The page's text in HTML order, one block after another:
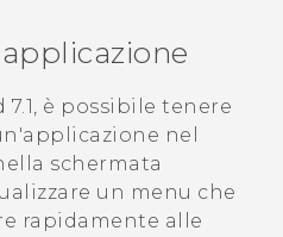
7.1, è possibile tenere
nel
schermata
un menu che
rapidamente alle